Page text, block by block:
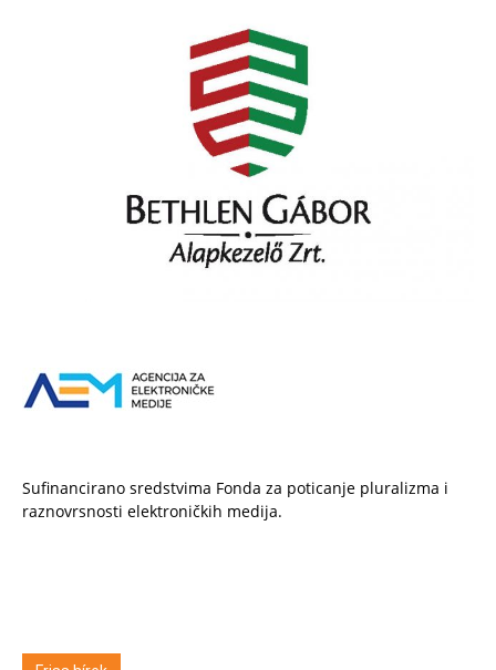
Sufinancirano sredstvima Fonda za poticanje pluralizma i
raznovrsnosti elektroničkih medija.